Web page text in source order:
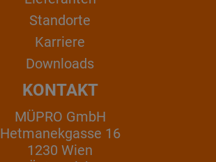
Standorte
Karriere
Downloads
KONTAKT
MÜPRO GmbH
Hetmanekgasse 16
1230 Wien